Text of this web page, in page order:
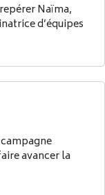
Naïma,
d’équipes
avancer la